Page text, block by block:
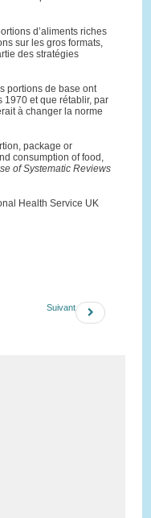
d’aliments riches
sur les gros formats,
des stratégies
portions de base ont
et que rétablir, par
à changer la norme
package or
consumption of food,
of Systematic Reviews
Health Service UK
Suivant